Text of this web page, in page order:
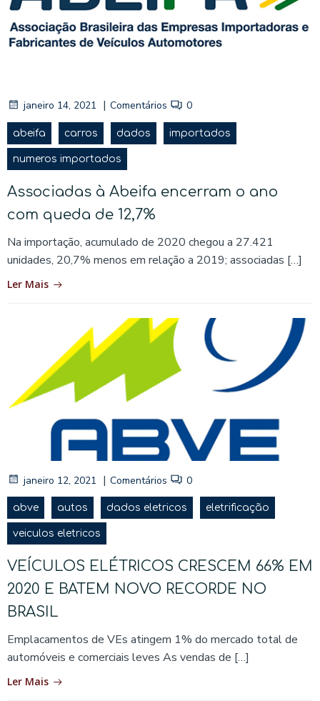
janeiro 14, 2021 | Comentários 0
abeifa carros dados importados
numeros importados
Associadas à Abeifa encerram o ano
com queda de 12,7%
Na importação, acumulado de 2020 chegou a 27.421
unidades, 20,7% menos em relação a 2019; associadas […]
Ler Mais
janeiro 12, 2021 | Comentários 0
abve autos dados eletricos eletrificação
veiculos eletricos
VEÍCULOS ELÉTRICOS CRESCEM 66% EM
2020 E BATEM NOVO RECORDE NO
BRASIL
Emplacamentos de VEs atingem 1% do mercado total de
automóveis e comerciais leves As vendas de […]
Ler Mais